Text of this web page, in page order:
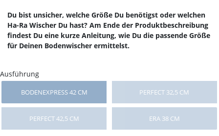
Du bist unsicher, welche Größe Du benötigst oder welchen
Ha-Ra Wischer Du hast? Am Ende der Produktbeschreibung
findest Du eine kurze Anleitung, wie Du die passende Größe
für Deinen Bodenwischer ermittelst.
Ausführung
BODENEXPRESS 42 CM PERFECT 32,5 CM
PERFECT 42,5 CM ERA 38 CM